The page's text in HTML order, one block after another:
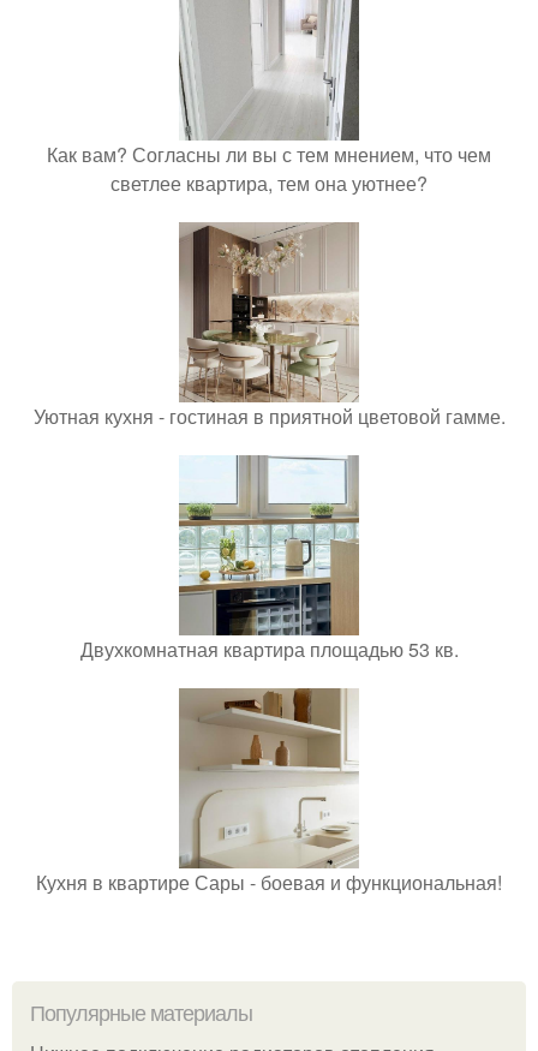
Как вам? Согласны ли вы с тем мнением, что чем
светлее квартира, тем она уютнее?
Уютная кухня - гостиная в приятной цветовой гамме.
Двухкомнатная квартира площадью 53 кв.
Кухня в квартире Сары - боевая и функциональная!
Популярные материалы